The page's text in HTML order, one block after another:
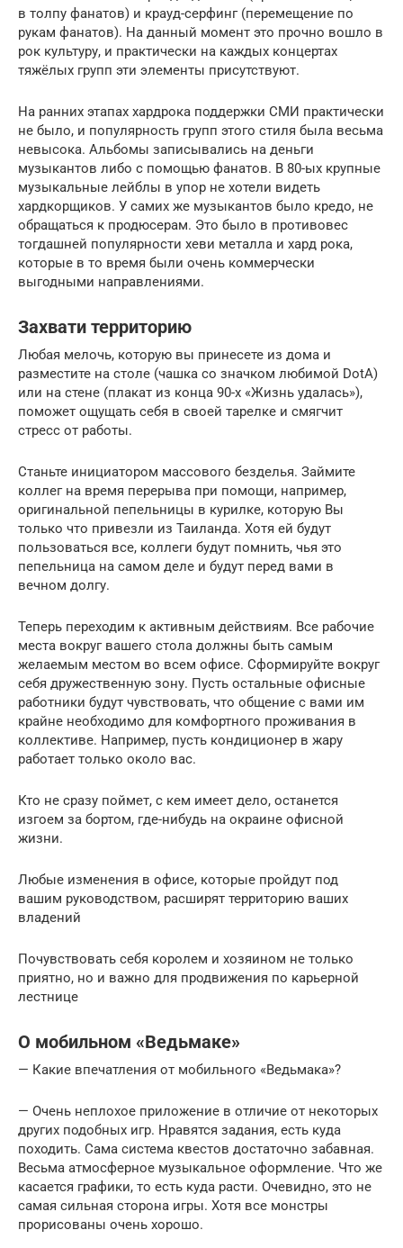
в толпу фанатов) и крауд-серфинг (перемещение по
рукам фанатов). На данный момент это прочно вошло в
рок культуру, и практически на каждых концертах
тяжёлых групп эти элементы присутствуют.
На ранних этапах хардрока поддержки СМИ практически
не было, и популярность групп этого стиля была весьма
невысока. Альбомы записывались на деньги
музыкантов либо с помощью фанатов. В 80-ых крупные
музыкальные лейблы в упор не хотели видеть
хардкорщиков. У самих же музыкантов было кредо, не
обращаться к продюсерам. Это было в противовес
тогдашней популярности хеви металла и хард рока,
которые в то время были очень коммерчески
выгодными направлениями.
Захвати территорию
Любая мелочь, которую вы принесете из дома и
разместите на столе (чашка со значком любимой DotA)
или на стене (плакат из конца 90-х «Жизнь удалась»),
поможет ощущать себя в своей тарелке и смягчит
стресс от работы.
Станьте инициатором массового безделья. Займите
коллег на время перерыва при помощи, например,
оригинальной пепельницы в курилке, которую Вы
только что привезли из Таиланда. Хотя ей будут
пользоваться все, коллеги будут помнить, чья это
пепельница на самом деле и будут перед вами в
вечном долгу.
Теперь переходим к активным действиям. Все рабочие
места вокруг вашего стола должны быть самым
желаемым местом во всем офисе. Сформируйте вокруг
себя дружественную зону. Пусть остальные офисные
работники будут чувствовать, что общение с вами им
крайне необходимо для комфортного проживания в
коллективе. Например, пусть кондиционер в жару
работает только около вас.
Кто не сразу поймет, с кем имеет дело, останется
изгоем за бортом, где-нибудь на окраине офисной
жизни.
Любые изменения в офисе, которые пройдут под
вашим руководством, расширят территорию ваших
владений
Почувствовать себя королем и хозяином не только
приятно, но и важно для продвижения по карьерной
лестнице
О мобильном «Ведьмаке»
— Какие впечатления от мобильного «Ведьмака»?
— Очень неплохое приложение в отличие от некоторых
других подобных игр. Нравятся задания, есть куда
походить. Сама система квестов достаточно забавная.
Весьма атмосферное музыкальное оформление. Что же
касается графики, то есть куда расти. Очевидно, это не
самая сильная сторона игры. Хотя все монстры
прорисованы очень хорошо.